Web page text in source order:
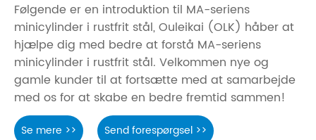
Følgende er en introduktion til MA-seriens
minicylinder i rustfrit stål, Ouleikai (OLK) håber at
hjælpe dig med bedre at forstå MA-seriens
minicylinder i rustfrit stål. Velkommen nye og
gamle kunder til at fortsætte med at samarbejde
med os for at skabe en bedre fremtid sammen!
Se mere >> Send forespørgsel >>